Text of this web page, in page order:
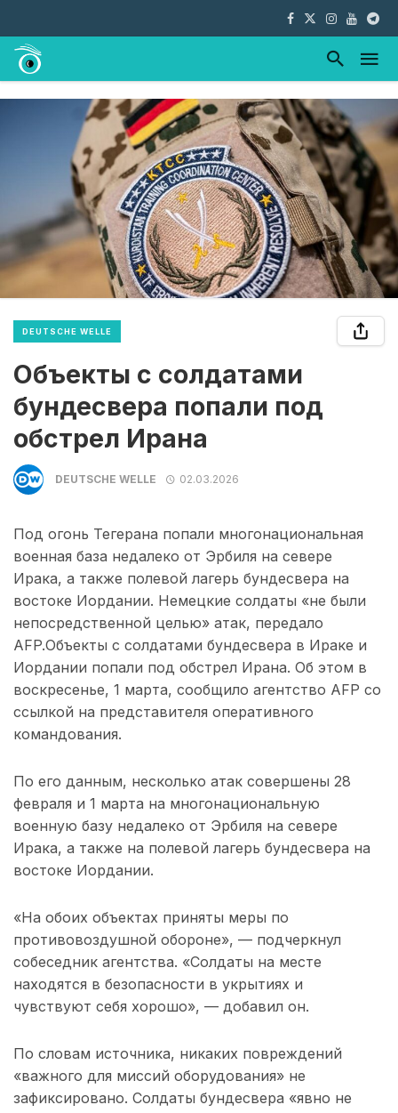
DEUTSCHE WELLE
Объекты с солдатами
бундесвера попали под
обстрел Ирана
DEUTSCHE WELLE 02.03.2026
Под огонь Тегерана попали многонациональная
военная база недалеко от Эрбиля на севере
Ирака, а также полевой лагерь бундесвера на
востоке Иордании. Немецкие солдаты «не были
непосредственной целью» атак, передало
AFP.Объекты с солдатами бундесвера в Ираке и
Иордании попали под обстрел Ирана. Об этом в
воскресенье, 1 марта, сообщило агентство AFP со
ссылкой на представителя оперативного
командования.
По его данным, несколько атак совершены 28
февраля и 1 марта на многонациональную
военную базу недалеко от Эрбиля на севере
Ирака, а также на полевой лагерь бундесвера на
востоке Иордании.
«На обоих объектах приняты меры по
противовоздушной обороне», — подчеркнул
собеседник агентства. «Солдаты на месте
находятся в безопасности в укрытиях и
чувствуют себя хорошо», — добавил он.
По словам источника, никаких повреждений
«важного для миссий оборудования» не
зафиксировано. Солдаты бундесвера «явно не